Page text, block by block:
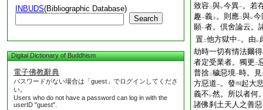
INBUDS(Bibliographic Database)
Search
Digital Dictionary of Buddhism
電子佛教辭典
パスワードがない場合は「guest」でログインしてくださ
い。
Users who do not have a password can log in with the
userID "guest".
致容二與レ今異一。若
趣一義 上 。則應二與レ今
願一者。倶舍論云。
置二他方獄中一。由 レ
劫時一切有情法爾得
者定受業者。獨更 二
普捨二穢惡境一時。見
方惡道一。發
起大
義不 レ然。所以者何
諸佛刹土天人之善